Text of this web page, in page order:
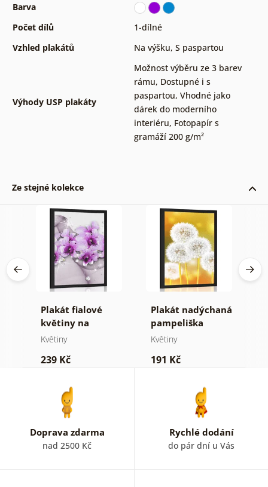
Barva
Počet dílů
1-dílné
Vzhled plakátů
Na výšku, S paspartou
Výhody USP plakáty
Možnost výběru ze 3 barev
rámu, Dostupné i s
paspartou, Vhodné jako
dárek do moderního
interiéru, Fotopapír s
gramáží 200 g/m²
Ze stejné kolekce
Plakát fialové
květiny na
abstraktním
Květiny
239 Kč
Plakát nadýchaná
pampeliška
Květiny
191 Kč
Doprava zdarma
nad 2500 Kč
Rychlé dodání
do pár dní u Vás